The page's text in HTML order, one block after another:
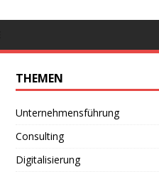
THEMEN
Unternehmensführung
Consulting
Digitalisierung